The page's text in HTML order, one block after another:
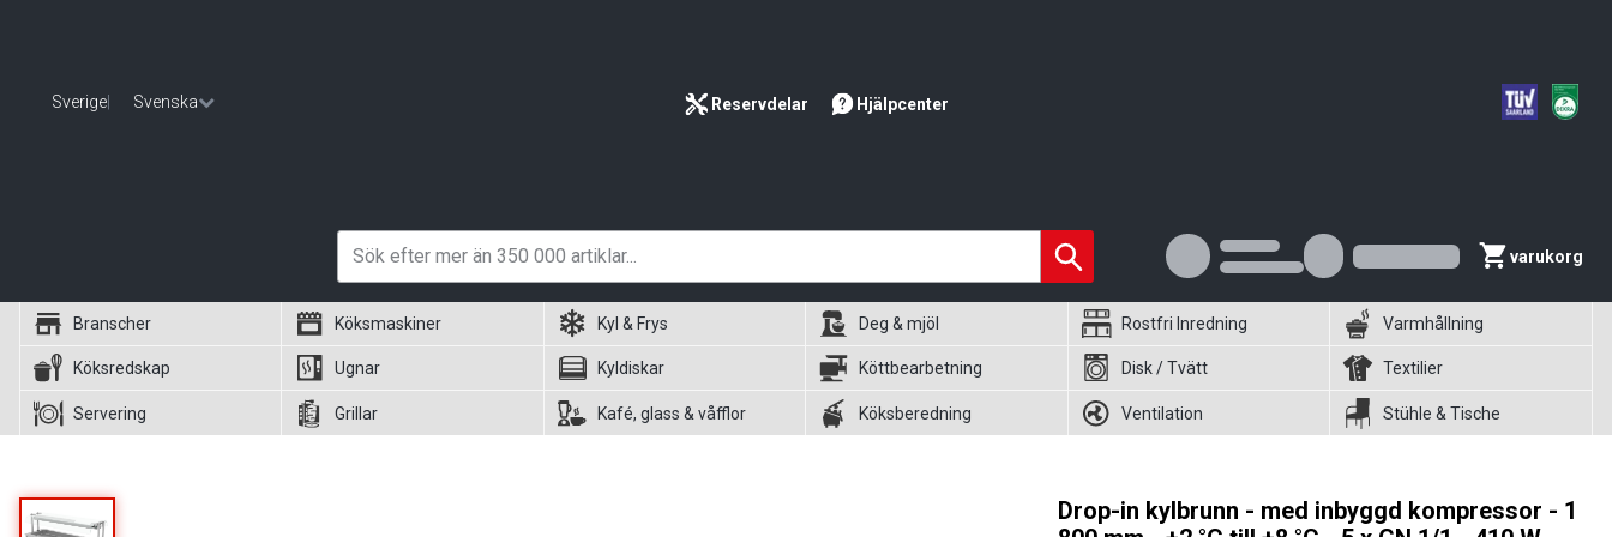
Sverige Svenska Reservdelar Hjälpcenter
varukorg
Branscher Köksmaskiner Kyl & Frys Deg & mjöl Rostfri Inredning Varmhållning
Köksredskap Ugnar Kyldiskar Köttbearbetning Disk / Tvätt Textilier
Servering Grillar Kafé, glass & våfflor Köksberedning Ventilation Stühle & Tische
Drop-in kylbrunn - med inbyggd kompressor - 1